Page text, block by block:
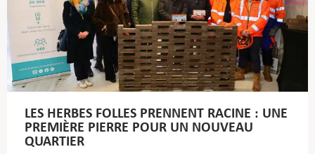
LES HERBES FOLLES PRENNENT RACINE : UNE
PREMIÈRE PIERRE POUR UN NOUVEAU
QUARTIER